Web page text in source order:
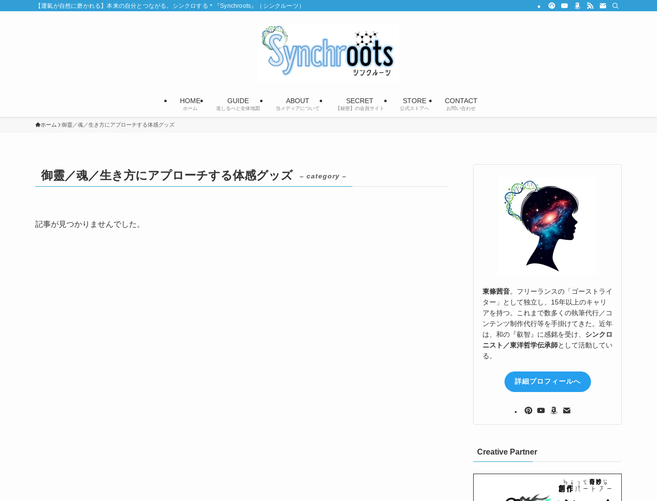
【運氣が自然に磨かれる】本来の自分とつながる。シンクロする＊『Synchroots』（シンクルーツ）
HOME
ホーム
GUIDE
道しるべと全体地図
ABOUT
当メディアについて
SECRET
【秘密】の会員サイト
STORE
公式ストアへ
CONTACT
お問い合わせ
ホーム 御靈／魂／生き方にアプローチする体感グッズ
御靈／魂／生き方にアプローチする体感グッズ – category –
記事が見つかりませんでした。
東條茜音。フリーランスの「ゴーストライ
ター」として独立し、15年以上のキャリ
アを持つ。これまで数多くの執筆代行／コ
ンテンツ制作代行等を手掛けてきた。近年
は、和の『叡智』に感銘を受け、 シンクロ
ニスト／東洋哲学伝承師として活動してい
る。
詳細プロフィールへ
Creative Partner